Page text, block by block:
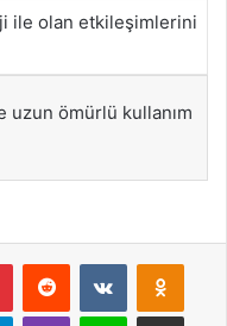
ile olan etkileşimlerini
uzun ömürlü kullanım
PinterestReddit VKontakte
TelegramViber Line E-Posta ile